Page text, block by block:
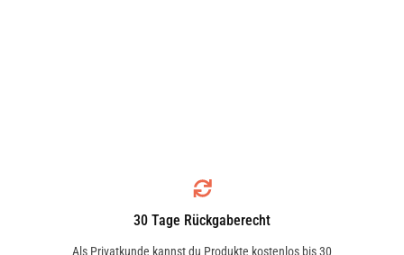
30 Tage Rückgaberecht
Als Privatkunde kannst du Produkte kostenlos bis 30